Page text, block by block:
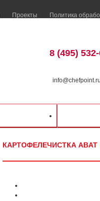
Проекты Политика
8 (495)
КАРТОФЕЛЕЧИСТКА ABAT